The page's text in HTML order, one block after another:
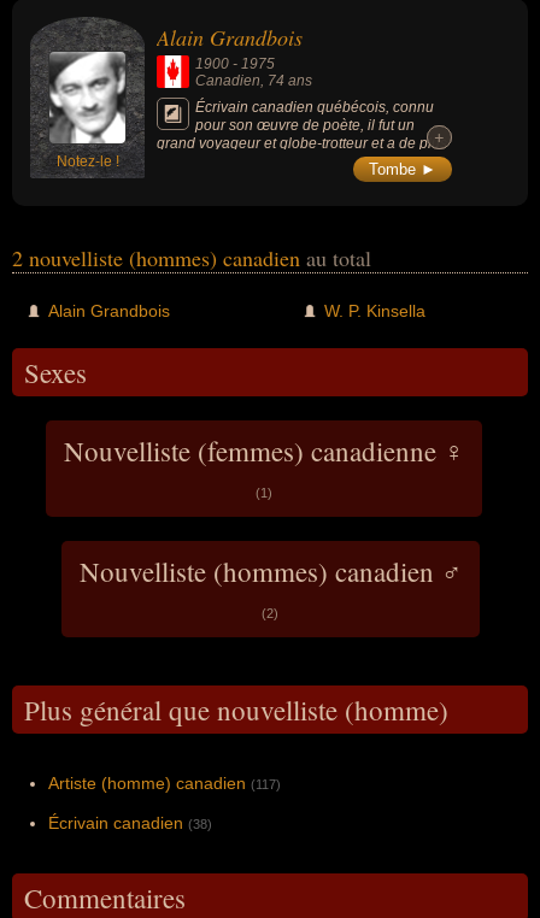
Notez-le !
Alain Grandbois
1900 - 1975
Canadien , 74 ans
Écrivain canadien québécois, connu
pour son œuvre de poète, il fut un
grand voyageur et globe-trotteur et a de plus
écrit des œuvres d'inspirations biographique
ou autobiographique, ainsi que des
+
+
Tombe ►
2 nouvelliste (hommes) canadien au total
Alain Grandbois W. P. Kinsella
Sexes
Nouvelliste (femmes) canadienne ♀
(1)
Nouvelliste (hommes) canadien ♂
(2)
Plus général que nouvelliste (homme)
Artiste (homme) canadien (117)
Écrivain canadien (38)
Commentaires